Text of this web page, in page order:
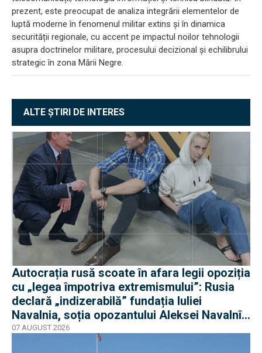
prezent, este preocupat de analiza integrării elementelor de
luptă moderne în fenomenul militar extins și în dinamica
securității regionale, cu accent pe impactul noilor tehnologii
asupra doctrinelor militare, procesului decizional și echilibrului
strategic în zona Mării Negre.
ALTE ȘTIRI DE INTERES
Autocrația rusă scoate în afara legii opoziția
cu „legea împotriva extremismului”: Rusia
declară „indizerabilă” fundația Iuliei
Navalnia, soția opozantului Aleksei Navalnîi,
ucis în închisorile siberiene
07 AUGUST 2026